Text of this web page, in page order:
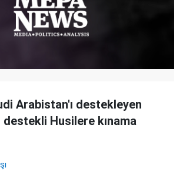
Arabistan'ı destekleyen
destekli Husilere kınama